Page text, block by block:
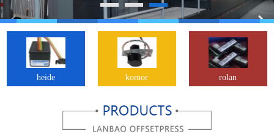
heide komor rolan